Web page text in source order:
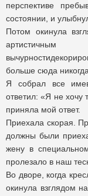
перспективе
состоянии, и
Потом окинула
артистичным
больше сюда
Я собрал все
ответил: «Я не хочу
приняла мой ответ.
Приехала скорая.
должны были
жену в
пролезало в наш
Во дворе, когда
окинула взглядом